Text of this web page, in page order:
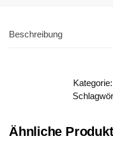
Beschreibung
Kategorie:
Ähnliche